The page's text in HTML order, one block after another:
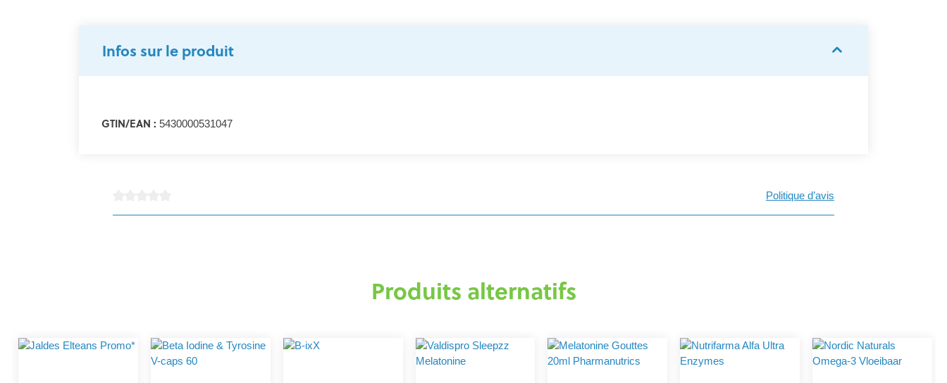
Infos sur le produit
GTIN/EAN : 5430000531047
Politique d’avis
Produits alternatifs